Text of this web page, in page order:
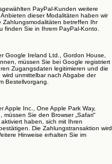
PayPal-Kunden weitere
dieser Modalitäten haben wir
Zahlungsmodalitäten betreffen Ihr
finden Sie in Ihrem PayPal-Konto.
Google Ireland Ltd., Gordon House,
müssen Sie bei Google registriert
Zugangsdaten legitimieren und die
unmittelbar nach Abgabe der
Bestellvorgang.
Apple Inc., One Apple Park Way,
Sie den Browser „Safari“
haben, sich mit Ihren
Die Zahlungstransaktion wird
Hinweise erhalten Sie im